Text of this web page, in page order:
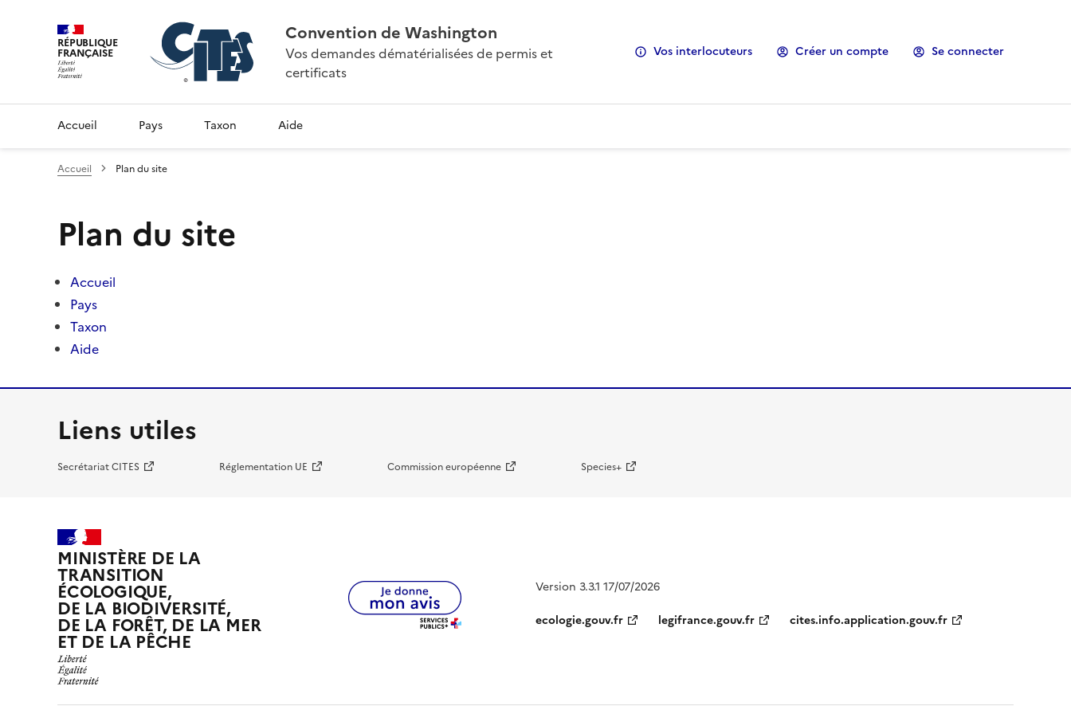
RÉPUBLIQUE
FRANÇAISE
Convention de Washington
Vos demandes dématérialisées de permis et
certificats
Vos interlocuteurs Créer un compte Se connecter
Accueil Pays Taxon Aide
Accueil Plan du site
Plan du site
Accueil
Pays
Taxon
Aide
Liens utiles
Secrétariat CITES Réglementation UE Commission européenne Species+
MINISTÈRE DE LA
TRANSITION
ÉCOLOGIQUE,
DE LA BIODIVERSITÉ,
DE LA FORÊT, DE LA MER
ET DE LA PÊCHE
Version 3.3.1 17/07/2026
ecologie.gouv.fr
legifrance.gouv.fr cites.info.application.gouv.fr